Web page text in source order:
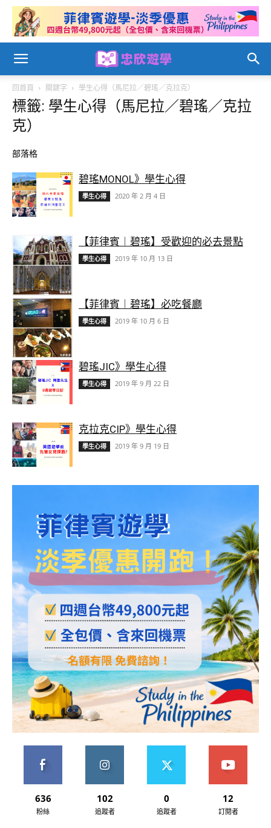
回首頁 關鍵字 學生心得（馬尼拉／碧瑤／克拉克）
標籤: 學生心得（馬尼拉／碧瑤／克拉
克）
部落格
碧瑤MONOL》學生心得
學生心得 2020 年 2 月 4 日
【菲律賓︱碧瑤】受歡迎的必去景點
學生心得 2019 年 10 月 13 日
【菲律賓︱碧瑤】必吃餐廳
學生心得 2019 年 10 月 6 日
碧瑤JIC》學生心得
學生心得 2019 年 9 月 22 日
克拉克CIP》學生心得
學生心得 2019 年 9 月 19 日
636
粉絲
102
追蹤者
0
追蹤者
12
訂閱者